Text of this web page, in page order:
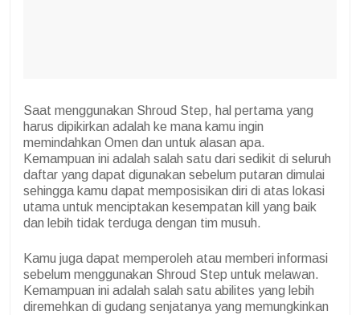
Saat menggunakan Shroud Step, hal pertama yang
harus dipikirkan adalah ke mana kamu ingin
memindahkan Omen dan untuk alasan apa.
Kemampuan ini adalah salah satu dari sedikit di seluruh
daftar yang dapat digunakan sebelum putaran dimulai
sehingga kamu dapat memposisikan diri di atas lokasi
utama untuk menciptakan kesempatan kill yang baik
dan lebih tidak terduga dengan tim musuh.
Kamu juga dapat memperoleh atau memberi informasi
sebelum menggunakan Shroud Step untuk melawan.
Kemampuan ini adalah salah satu abilites yang lebih
diremehkan di gudang senjatanya yang memungkinkan